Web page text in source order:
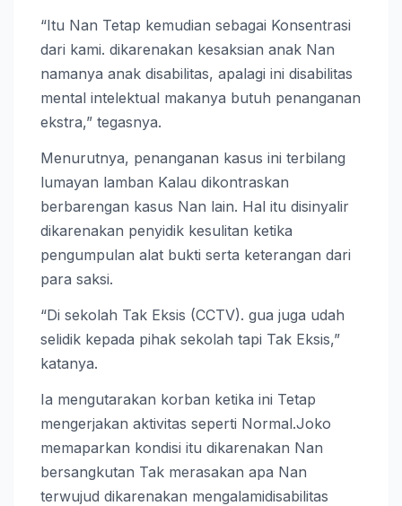
“Itu Nan Tetap kemudian sebagai Konsentrasi
dari kami. dikarenakan kesaksian anak Nan
namanya anak disabilitas, apalagi ini disabilitas
mental intelektual makanya butuh penanganan
ekstra,” tegasnya.
Menurutnya, penanganan kasus ini terbilang
lumayan lamban Kalau dikontraskan
berbarengan kasus Nan lain. Hal itu disinyalir
dikarenakan penyidik kesulitan ketika
pengumpulan alat bukti serta keterangan dari
para saksi.
“Di sekolah Tak Eksis (CCTV). gua juga udah
selidik kepada pihak sekolah tapi Tak Eksis,”
katanya.
Ia mengutarakan korban ketika ini Tetap
mengerjakan aktivitas seperti Normal.Joko
memaparkan kondisi itu dikarenakan Nan
bersangkutan Tak merasakan apa Nan
terwujud dikarenakan mengalamidisabilitas